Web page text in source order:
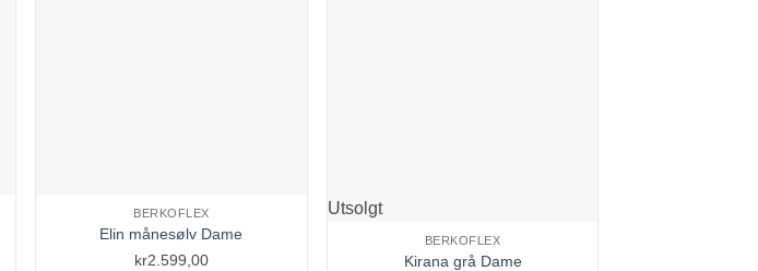
BERKOFLEX
Elin månesølv Dame
kr2.599,00
Utsolgt
BERKOFLEX
Kirana grå Dame